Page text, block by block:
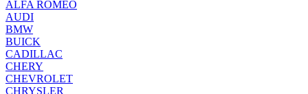
ALFA ROMEO
AUDI
BMW
BUICK
CADILLAC
CHERY
CHEVROLET
CHRYSLER